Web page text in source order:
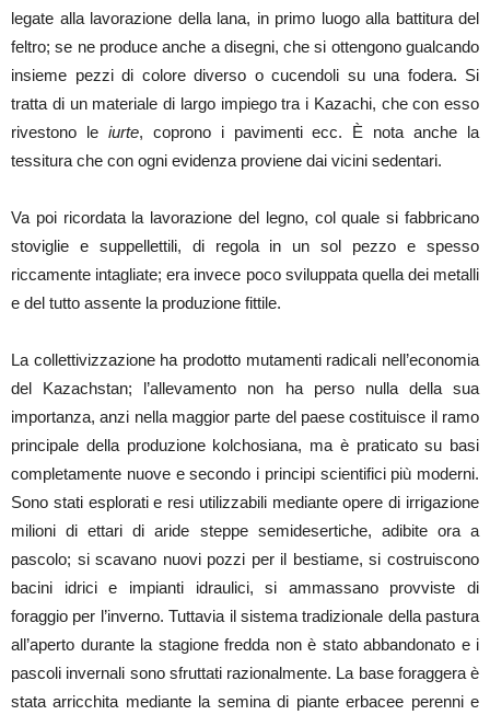
legate alla lavorazione della lana, in primo luogo alla battitura del
feltro; se ne produce anche a disegni, che si ottengono gualcando
insieme pezzi di colore diverso o cucendoli su una fodera. Si
tratta di un materiale di largo impiego tra i Kazachi, che con esso
rivestono le iurte, coprono i pavimenti ecc. È nota anche la
tessitura che con ogni evidenza proviene dai vicini sedentari.
Va poi ricordata la lavorazione del legno, col quale si fabbricano
stoviglie e suppellettili, di regola in un sol pezzo e spesso
riccamente intagliate; era invece poco sviluppata quella dei metalli
e del tutto assente la produzione fittile.
La collettivizzazione ha prodotto mutamenti radicali nell’economia
del Kazachstan; l’allevamento non ha perso nulla della sua
importanza, anzi nella maggior parte del paese costituisce il ramo
principale della produzione kolchosiana, ma è praticato su basi
completamente nuove e secondo i principi scientifici più moderni.
Sono stati esplorati e resi utilizzabili mediante opere di irrigazione
milioni di ettari di aride steppe semidesertiche, adibite ora a
pascolo; si scavano nuovi pozzi per il bestiame, si costruiscono
bacini idrici e impianti idraulici, si ammassano provviste di
foraggio per l’inverno. Tuttavia il sistema tradizionale della pastura
all’aperto durante la stagione fredda non è stato abbandonato e i
pascoli invernali sono sfruttati razionalmente. La base foraggera è
stata arricchita mediante la semina di piante erbacee perenni e